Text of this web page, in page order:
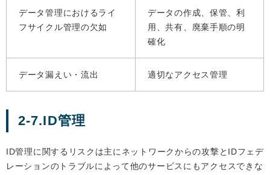
データ管理におけるライ
フサイクル管理の欠如
データの作成、保管、利
用、共有、廃棄手順の明
確化
データ漏えい・流出 適切なアクセス管理
2-7.ID管理
ID管理に関するリスクは主にネットワークからの攻撃とIDフェデ
レーションのトラブルによって他のサービスにもアクセスできな